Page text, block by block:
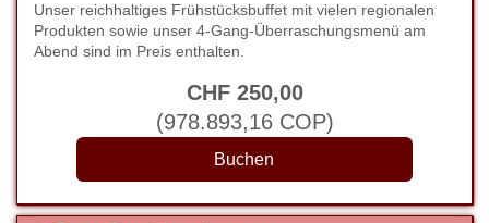
Unser reichhaltiges Frühstücksbuffet mit vielen regionalen
Produkten sowie unser 4-Gang-Überraschungsmenü am
Abend sind im Preis enthalten.
CHF 250,00
(978.893,16COP)